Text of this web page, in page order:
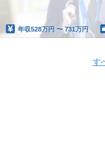
年収528万円 〜 731万円
す